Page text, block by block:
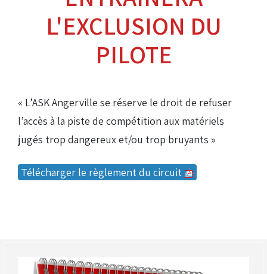
L'EXCLUSION DU
PILOTE
« L’ASK Angerville se réserve le droit de refuser
l’accès à la piste de compétition aux matériels
jugés trop dangereux et/ou trop bruyants »
Télécharger le règlement du circuit